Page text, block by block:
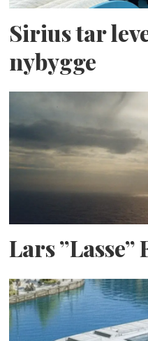
Sirius tar
nybygge
Lars ”Lasse”